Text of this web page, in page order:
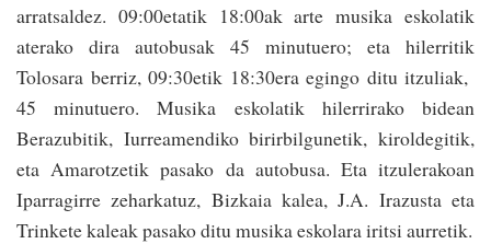
arratsaldez. 09:00etatik 18:00ak arte musika eskolatik
aterako dira autobusak 45 minutuero; eta hilerritik
Tolosara berriz, 09:30etik 18:30era egingo ditu itzuliak,
45 minutuero. Musika eskolatik hilerrirako bidean
Berazubitik, Iurreamendiko birirbilgunetik, kiroldegitik,
eta Amarotzetik pasako da autobusa. Eta itzulerakoan
Iparragirre zeharkatuz, Bizkaia kalea, J.A. Irazusta eta
Trinkete kaleak pasako ditu musika eskolara iritsi aurretik.